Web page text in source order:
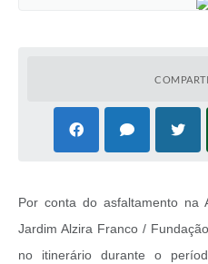
Por conta do asfaltamento
Jardim Alzira Franco /
no itinerário durante o